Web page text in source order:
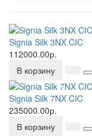
Signia Silk 3NX CIC
112000.00р.
В корзину
Signia Silk 7NX CIC
235000.00р.
В корзину